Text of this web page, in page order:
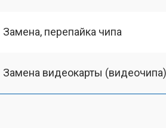
Замена, перепайка чипа
Замена видеокарты (видеочипа)